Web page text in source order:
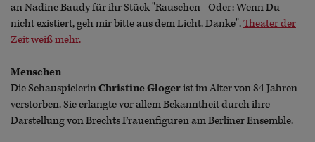
an Nadine Baudy für ihr Stück "Rauschen - Oder: Wenn Du
nicht existiert, geh mir bitte aus dem Licht. Danke".Theater der
Zeit weiß mehr.
Menschen
Die SchauspielerinChristine Glogerist im Alter von 84 Jahren
verstorben. Sie erlangte vor allem Bekanntheit durch ihre
Darstellung von Brechts Frauenfiguren am Berliner Ensemble.